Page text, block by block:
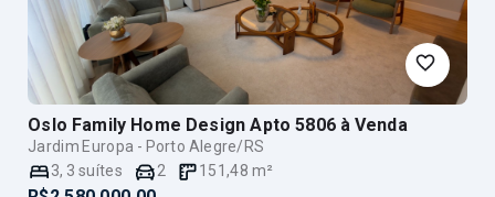
Oslo Family Home Design Apto 5806 à Venda
Jardim Europa - Porto Alegre/RS
3, 3 suítes 2 151,48 m²